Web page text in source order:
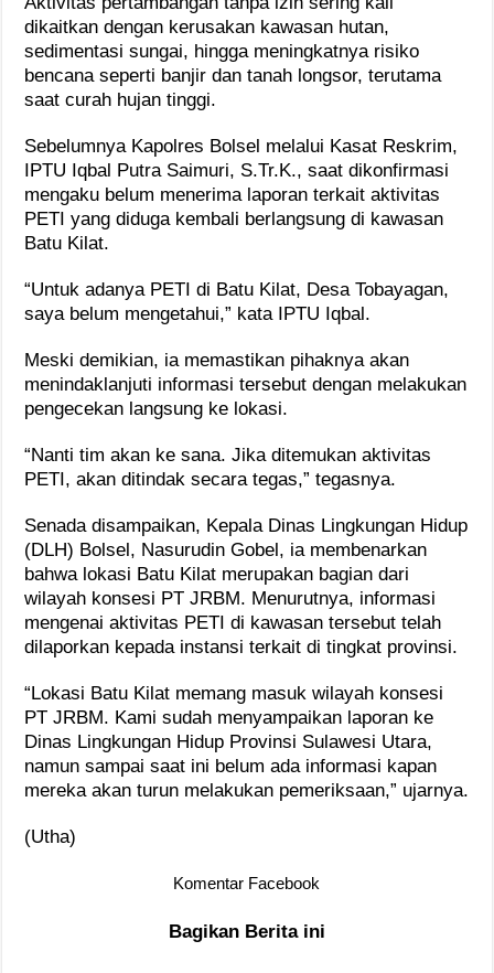
dikaitkan dengan kerusakan kawasan hutan,
sedimentasi sungai, hingga meningkatnya risiko
bencana seperti banjir dan tanah longsor, terutama
saat curah hujan tinggi.
Sebelumnya Kapolres Bolsel melalui Kasat Reskrim,
IPTU Iqbal Putra Saimuri, S.Tr.K., saat dikonfirmasi
mengaku belum menerima laporan terkait aktivitas
PETI yang diduga kembali berlangsung di kawasan
Batu Kilat.
“Untuk adanya PETI di Batu Kilat, Desa Tobayagan,
saya belum mengetahui,” kata IPTU Iqbal.
Meski demikian, ia memastikan pihaknya akan
menindaklanjuti informasi tersebut dengan melakukan
pengecekan langsung ke lokasi.
“Nanti tim akan ke sana. Jika ditemukan aktivitas
PETI, akan ditindak secara tegas,” tegasnya.
Senada disampaikan, Kepala Dinas Lingkungan Hidup
(DLH) Bolsel, Nasurudin Gobel, ia membenarkan
bahwa lokasi Batu Kilat merupakan bagian dari
wilayah konsesi PT JRBM. Menurutnya, informasi
mengenai aktivitas PETI di kawasan tersebut telah
dilaporkan kepada instansi terkait di tingkat provinsi.
“Lokasi Batu Kilat memang masuk wilayah konsesi
PT JRBM. Kami sudah menyampaikan laporan ke
Dinas Lingkungan Hidup Provinsi Sulawesi Utara,
namun sampai saat ini belum ada informasi kapan
mereka akan turun melakukan pemeriksaan,” ujarnya.
(Utha)
Komentar Facebook
Bagikan Berita ini